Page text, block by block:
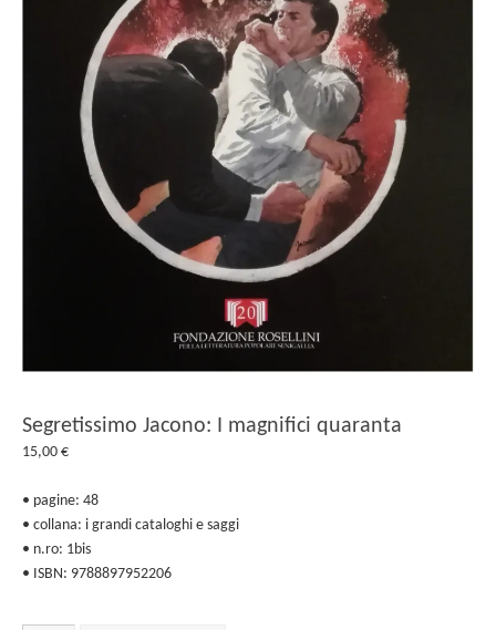
Segretissimo Jacono: I magnifici quaranta
15,00 €
• pagine: 48
• collana: i grandi cataloghi e saggi
• n.ro: 1bis
• ISBN: 9788897952206